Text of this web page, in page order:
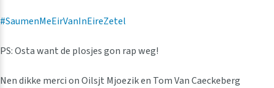
#SaumenMeEirVanInEireZetel
PS: Osta want de plosjes gon rap weg!
Nen dikke merci on Oilsjt Mjoezik en Tom Van Caeckeberg